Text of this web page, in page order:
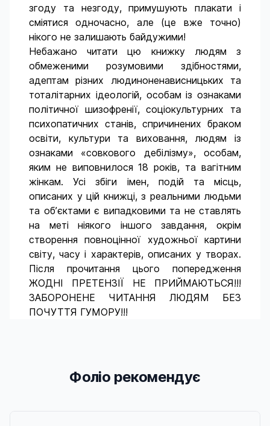
згоду та незгоду, примушують плакати і
сміятися одночасно, але (це вже точно)
нікого не залишають байдужими!
Небажано читати цю книжку людям з
обмеженими розумовими здібностями,
адептам різних людиноненависницьких та
тоталітарних ідеологій, особам із ознаками
політичної шизофренії, соціокультурних та
психопатичних станів, спричинених браком
освіти, культури та виховання, людям із
ознаками «совкового дебілізму», особам,
яким не виповнилося 18 років, та вагітним
жінкам. Усі збіги імен, подій та місць,
описаних у цій книжці, з реальними людьми
та об’єктами є випадковими та не ставлять
на меті ніякого іншого завдання, окрім
створення повноцінної художньої картини
світу, часу і характерів, описаних у творах.
Після прочитання цього попередження
ЖОДНІ ПРЕТЕНЗІЇ НЕ ПРИЙМАЮТЬСЯ!!!
ЗАБОРОНЕНЕ ЧИТАННЯ ЛЮДЯМ БЕЗ
ПОЧУТТЯ ГУМОРУ!!!
Фоліо рекомендує